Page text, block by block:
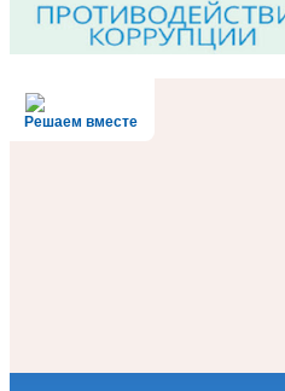
Решаем вместе